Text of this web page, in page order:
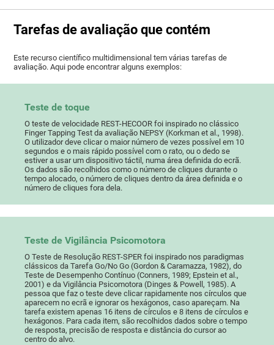
Tarefas de avaliação que contém
Este recurso científico multidimensional tem várias tarefas de
avaliação. Aqui pode encontrar alguns exemplos:
Teste de toque
O teste de velocidade REST-HECOOR foi inspirado no clássico
Finger Tapping Test da avaliação NEPSY (Korkman et al., 1998).
O utilizador deve clicar o maior número de vezes possível em 10
segundos e o mais rápido possível com o rato, ou o dedo se
estiver a usar um dispositivo táctil, numa área definida do ecrã.
Os dados são recolhidos como o número de cliques durante o
tempo alocado, o número de cliques dentro da área definida e o
número de cliques fora dela.
Teste de Vigilância Psicomotora
O Teste de Resolução REST-SPER foi inspirado nos paradigmas
clássicos da Tarefa Go/No Go (Gordon & Caramazza, 1982), do
Teste de Desempenho Contínuo (Conners, 1989; Epstein et al.,
2001) e da Vigilância Psicomotora (Dinges & Powell, 1985). A
pessoa que faz o teste deve clicar rapidamente nos círculos que
aparecem no ecrã e ignorar os hexágonos, caso apareçam. Na
tarefa existem apenas 16 itens de círculos e 8 itens de círculos e
hexágonos. Para cada item, são recolhidos dados sobre o tempo
de resposta, precisão de resposta e distância do cursor ao
centro do alvo.